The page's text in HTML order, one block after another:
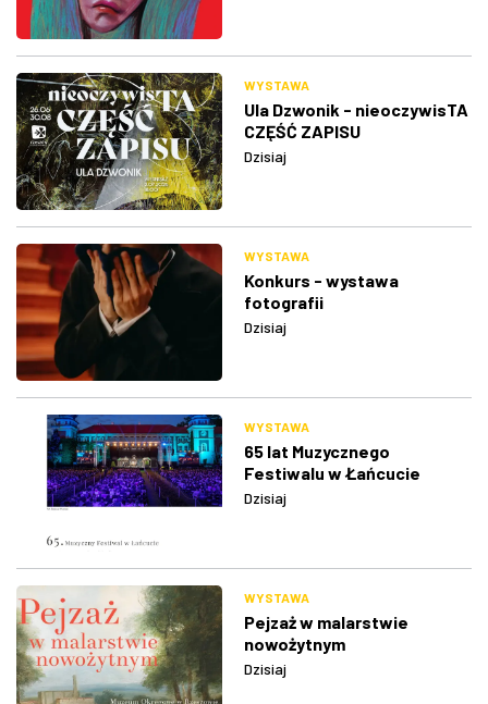
WYSTAWA
Ula Dzwonik - nieoczywisTA
CZĘŚĆ ZAPISU
Dzisiaj
WYSTAWA
Konkurs - wystawa
fotografii
Dzisiaj
WYSTAWA
65 lat Muzycznego
Festiwalu w Łańcucie
Dzisiaj
WYSTAWA
Pejzaż w malarstwie
nowożytnym
Dzisiaj